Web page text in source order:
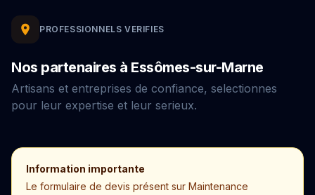
PROFESSIONNELS VERIFIES
Nos partenaires à Essômes-sur-Marne
Artisans et entreprises de confiance, selectionnes
pour leur expertise et leur serieux.
Information importante
Le formulaire de devis présent sur Maintenance